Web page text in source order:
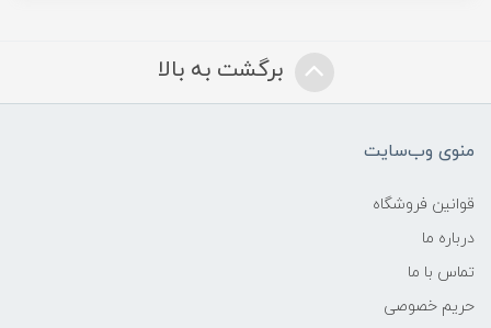
برگشت به بالا
منوی وب‌سایت
قوانین فروشگاه
درباره ما
تماس با ما
حریم خصوصی